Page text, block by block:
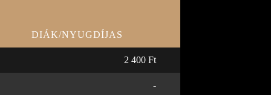
DIÁK/NYUGDÍJAS
2 400 Ft
-